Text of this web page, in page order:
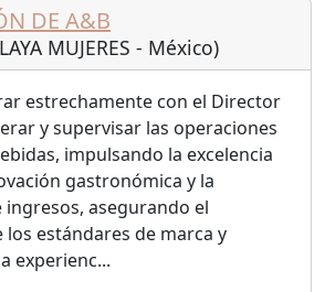
DE A&B
MUJERES - México)
estrechamente con el Director
y supervisar las operaciones
impulsando la excelencia
gastronómica y la
ingresos, asegurando el
estándares de marca y
experienc...